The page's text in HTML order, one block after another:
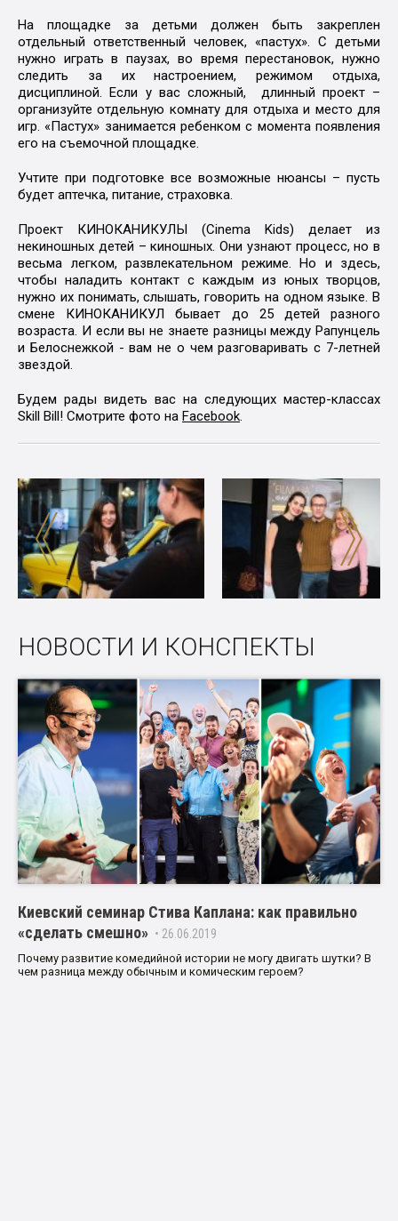
На площадке за детьми должен быть закреплен
отдельный ответственный человек, «пастух». С детьми
нужно играть в паузах, во время перестановок, нужно
следить за их настроением, режимом отдыха,
дисциплиной. Если у вас сложный, длинный проект –
организуйте отдельную комнату для отдыха и место для
игр. «Пастух» занимается ребенком с момента появления
его на съемочной площадке.
Учтите при подготовке все возможные нюансы – пусть
будет аптечка, питание, страховка.
Проект КИНОКАНИКУЛЫ (Cinema Kids) делает из
некиношных детей – киношных. Они узнают процесс, но в
весьма легком, развлекательном режиме. Но и здесь,
чтобы наладить контакт с каждым из юных творцов,
нужно их понимать, слышать, говорить на одном языке. В
смене КИНОКАНИКУЛ бывает до 25 детей разного
возраста. И если вы не знаете разницы между Рапунцель
и Белоснежкой - вам не о чем разговаривать с 7-летней
звездой.
Будем рады видеть вас на следующих мастер-классах
Skill Bill! Смотрите фото на Facebook.
НОВОСТИ И КОНСПЕКТЫ
Киевский семинар Стива Каплана: как правильно
«сделать смешно» • 26.06.2019
Почему развитие комедийной истории не могу двигать шутки? В
чем разница между обычным и комическим героем?